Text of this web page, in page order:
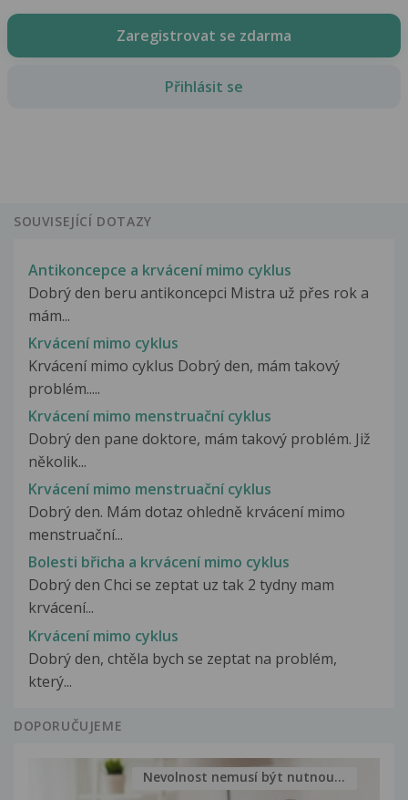
Zaregistrovat se zdarma
Přihlásit se
SOUVISEJÍCÍ DOTAZY
Antikoncepce a krvácení mimo cyklus
Dobrý den beru antikoncepci Mistra už přes rok a
mám...
Krvácení mimo cyklus
Krvácení mimo cyklus Dobrý den, mám takový
problém.....
Krvácení mimo menstruační cyklus
Dobrý den pane doktore, mám takový problém. Již
několik...
Krvácení mimo menstruační cyklus
Dobrý den. Mám dotaz ohledně krvácení mimo
menstruační...
Bolesti břicha a krvácení mimo cyklus
Dobrý den Chci se zeptat uz tak 2 tydny mam
krvácení...
Krvácení mimo cyklus
Dobrý den, chtěla bych se zeptat na problém,
který...
DOPORUČUJEME
Nevolnost nemusí být nutnou...